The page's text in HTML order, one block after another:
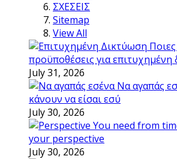
ΣΧΕΣΕΙΣ
Sitemap
View All
προϋποθέσεις για επιτυχημένη
July 31, 2026
Να αγαπάς
κάνουν να είσαι εσύ
July 30, 2026
You need from
your perspective
July 30, 2026